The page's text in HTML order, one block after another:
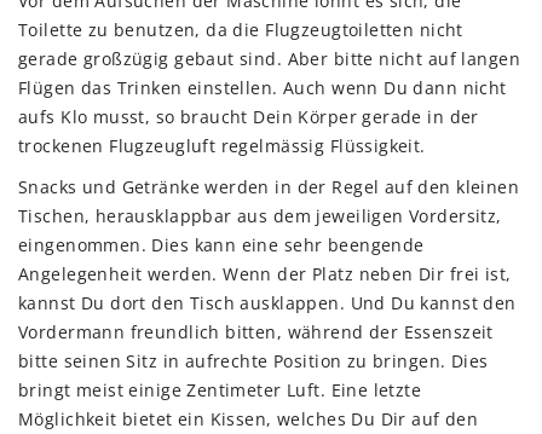
Toilette zu benutzen, da die Flugzeugtoiletten nicht
gerade großzügig gebaut sind. Aber bitte nicht auf langen
Flügen das Trinken einstellen. Auch wenn Du dann nicht
aufs Klo musst, so braucht Dein Körper gerade in der
trockenen Flugzeugluft regelmässig Flüssigkeit.
Snacks und Getränke werden in der Regel auf den kleinen
Tischen, herausklappbar aus dem jeweiligen Vordersitz,
eingenommen. Dies kann eine sehr beengende
Angelegenheit werden. Wenn der Platz neben Dir frei ist,
kannst Du dort den Tisch ausklappen. Und Du kannst den
Vordermann freundlich bitten, während der Essenszeit
bitte seinen Sitz in aufrechte Position zu bringen. Dies
bringt meist einige Zentimeter Luft. Eine letzte
Möglichkeit bietet ein Kissen, welches Du Dir auf den